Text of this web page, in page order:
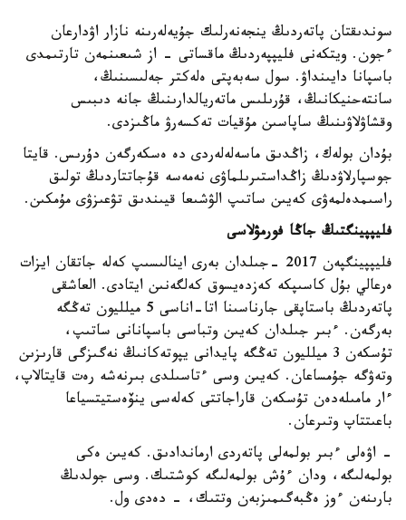
سوندىقتان پاتەردىڭ ينجەنەرلىك جۇيەلەرىنە نازار اۋدارعان
ءجون. ويتكەنى فليپپەردىڭ ماقساتى - از شىعىنمەن تارتىمدى
باسپانا دايىنداۋ. سول سەبەپتى ەلەكتر جەلىسىنىڭ،
سانتەحنيكانىڭ، قۇرىلىس ماتەريالدارىنىڭ جانە دىبىس
وقشاۋلاۋىنىڭ ساپاسىن مۇقيات تەكسەرۋ ماڭىزدى.
بۇدان بولەك، زاڭدىق ماسەلەلەردى دە ەسكەرگەن دۇرىس. قايتا
جوسپارلاۋدىڭ زاڭداستىرىلماۋى نەمەسە قۇجاتتاردىڭ تولىق
راسىمدەلمەۋى كەيىن ساتىپ الۋشىعا قيىندىق تۋعىزۋى مۇمكىن.
فليپپينگتىڭ جاڭا فورمۋلاسى
فليپپينگپەن 2017 -جىلدان بەرى اينالىسىپ كەلە جاتقان ايزات
ەرعالي بۇل كاسىپكە كەزدەيسوق كەلگەنىن ايتادى. العاشقى
پاتەردىڭ باستاپقى جارناسىنا اتا-اناسى 5 ميلليون تەڭگە
بەرگەن. ءبىر جىلدان كەيىن وتباسى باسپانانى ساتىپ،
تۇسكەن 3 ميلليون تەڭگە پايدانى يپوتەكانىڭ نەگىزگى قارىزىن
وتەۋگە جۇمساعان. كەيىن وسى ءتاسىلدى بىرنەشە رەت قايتالاپ،
ءار مامىلەدەن تۇسكەن قاراجاتتى كەلەسى ينۆەستيتسياعا
باعىتتاپ وتىرعان.
- اۋەلى ءبىر بولمەلى پاتەردى ارماندادىق. كەيىن ەكى
بولمەلىگە، ودان ءۇش بولمەلىگە كوشتىك. وسى جولدىڭ
بارىنەن ءوز ەڭبەگىمىزبەن وتتىك، - دەدى ول.